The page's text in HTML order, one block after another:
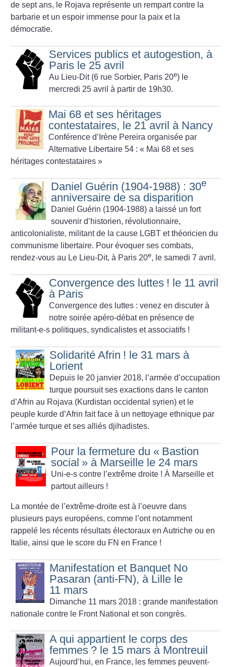
de sept ans, le Rojava représente un rempart contre la
barbarie et un espoir immense pour la paix et la
démocratie.
Services publics et autogestion, à
Paris le 25 avril
Au Lieu-Dit (6 rue Sorbier, Paris 20e) le
mercredi 25 avril à partir de 19h30.
Mai 68 et ses héritages
contestataires, le 21 avril à Nancy
Conférence d’Irène Pereira organisée par
Alternative Libertaire 54 : « Mai 68 et ses
héritages contestataires »
Daniel Guérin (1904-1988) : 30e
anniversaire de sa disparition
Daniel Guérin (1904-1988) a laissé un fort
souvenir d’historien, révolutionnaire,
anticolonialiste, militant de la cause LGBT et théoricien du
communisme libertaire. Pour évoquer ses combats,
rendez-vous au Le Lieu-Dit, à Paris 20e, le samedi 7 avril.
Convergence des luttes ! le 11 avril
à Paris
Convergence des luttes : venez en discuter à
notre soirée apéro-débat en présence de
militant-e-s politiques, syndicalistes et associatifs !
Solidarité Afrin ! le 31 mars à
Lorient
Depuis le 20 janvier 2018, l’armée d’occupation
turque poursuit ses exactions dans le canton
d’Afrin au Rojava (Kurdistan occidental syrien) et le
peuple kurde d’Afrin fait face à un nettoyage ethnique par
l’armée turque et ses alliés djihadistes.
Pour la fermeture du « Bastion
social » à Marseille le 24 mars
Uni-e-s contre l’extrême droite !À Marseille et
partout ailleurs !
La montée de l’extrême-droite est à l’oeuvre dans
plusieurs pays européens, comme l’ont notamment
rappelé les récents résultats électoraux en Autriche ou en
Italie, ainsi que le score du FN en France !
Manifestation et Banquet No
Pasaran (anti-FN), à Lille le
11 mars
Dimanche 11 mars 2018 : grande manifestation
nationale contre le Front National et son congrès.
A qui appartient le corps des
femmes ? le 15 mars à Montreuil
Aujourd’hui, en France, les femmes peuvent-